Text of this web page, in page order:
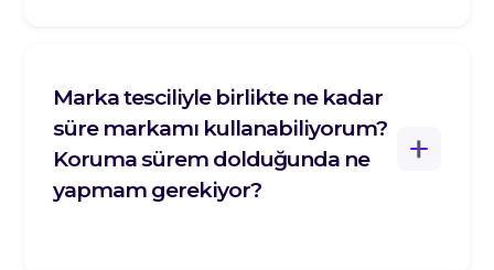
Marka tesciliyle birlikte ne kadar
süre markamı kullanabiliyorum?
Koruma sürem dolduğunda ne
yapmam gerekiyor?